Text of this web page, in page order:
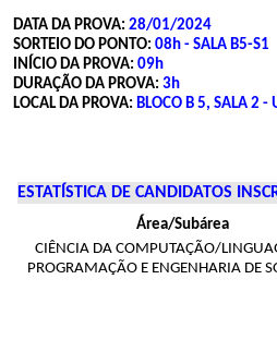
DATA DA PROVA: 28/01/2024
SORTEIO DO PONTO: 08h - SALA B5-S1
INÍCIO DA PROVA: 09h
DURAÇÃO DA PROVA: 3h
LOCAL DA PROVA: BLOCO B 5, SALA 2 -
ESTATÍSTICA DE CANDIDATOS
Área/Subárea
CIÊNCIA DA COMPUTAÇÃO/
PROGRAMAÇÃO E ENGENHARIA DE